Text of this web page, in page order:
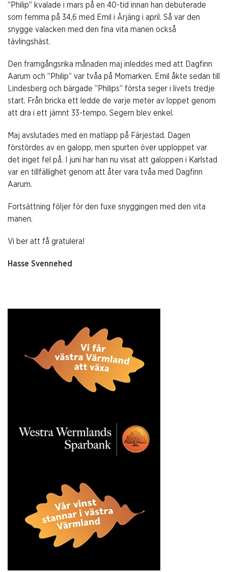
”Philip” kvalade i mars på en 40-tid innan han debuterade
som femma på 34,6 med Emil i Årjäng i april. Så var den
snygge valacken med den fina vita manen också
tävlingshäst.
Den framgångsrika månaden maj inleddes med att Dagfinn
Aarum och ”Philip” var tvåa på Momarken. Emil åkte sedan till
Lindesberg och bärgade ”Philips” första seger i livets tredje
start. Från bricka ett ledde de varje meter av loppet genom
att dra i ett jämnt 33-tempo. Segern blev enkel.
Maj avslutades med en matlapp på Färjestad. Dagen
förstördes av en galopp, men spurten över upploppet var
det inget fel på. I juni har han nu visat att galoppen i Karlstad
var en tillfällighet genom att åter vara tvåa med Dagfinn
Aarum.
Fortsättning följer för den fuxe snyggingen med den vita
manen.
Vi ber att få gratulera!
Hasse Svennehed